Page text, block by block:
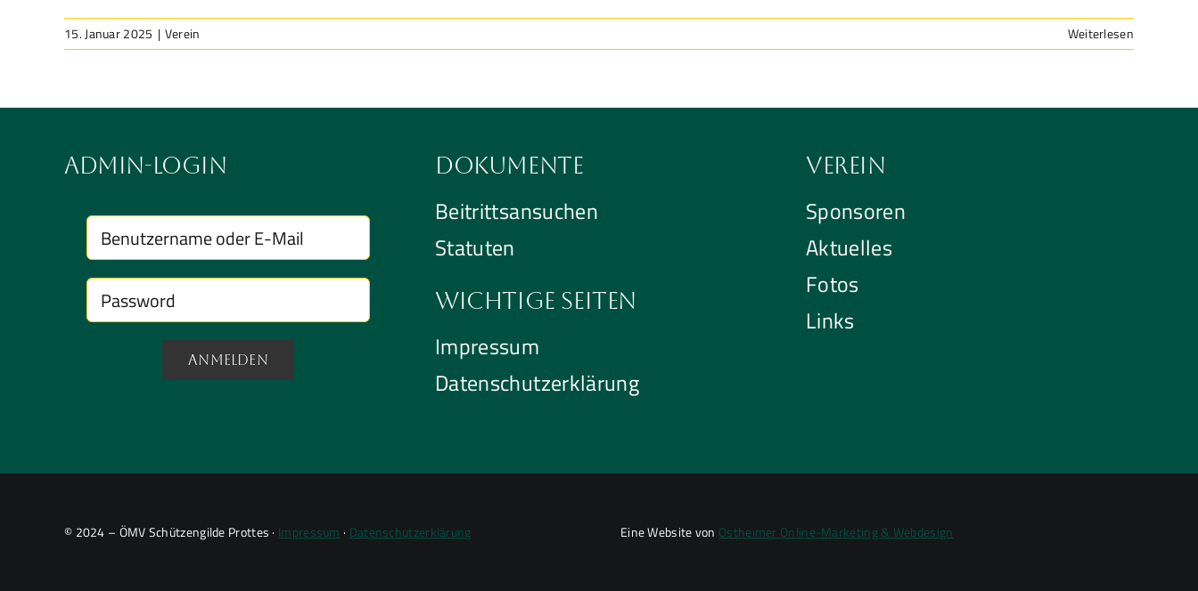
15. Januar 2025 | Verein Weiterlesen
Admin-Login
Anmelden
Dokumente
Beitrittsansuchen
Statuten
Wichtige Seiten
Impressum
Datenschutzerklärung
Verein
Sponsoren
Aktuelles
Fotos
Links
© 2024 – ÖMV Schützengilde Prottes · Impressum · Datenschutzerklärung Eine Website von Ostheimer Online-Marketing & Webdesign